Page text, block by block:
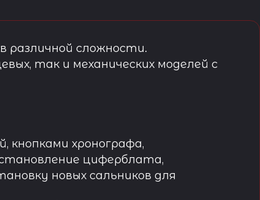
различной сложности.
так и механических моделей с
кнопками хронографа,
циферблата,
новых сальников для